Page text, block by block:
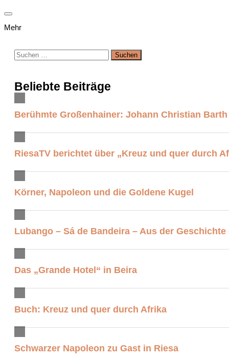
Mehr
Suchen
nach:
Beliebte Beiträge
Berühmte Großenhainer: Johann Christian Barth
RiesaTV berichtet über „Kreuz und quer durch
Körner, Napoleon und die Goldene Kugel
Lubango – Sá de Bandeira – Aus der
Das „Grande Hotel“ in Beira
Buch: Kreuz und quer durch Afrika
Schwarzer Napoleon zu Gast in Riesa